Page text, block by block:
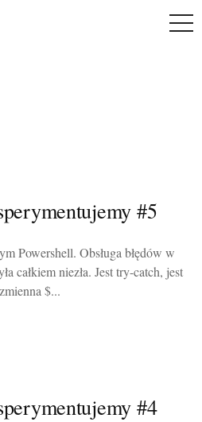
#5
Powershell. Obsługa błędów w
całkiem niezła. Jest try-catch, jest
$...
#4